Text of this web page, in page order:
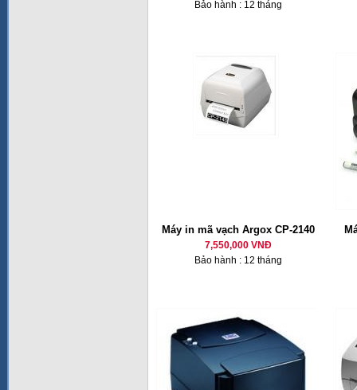
Bảo hành : 12 tháng
Máy in mã vạch Argox CP-2140
7,550,000 VNĐ
Bảo hành : 12 tháng